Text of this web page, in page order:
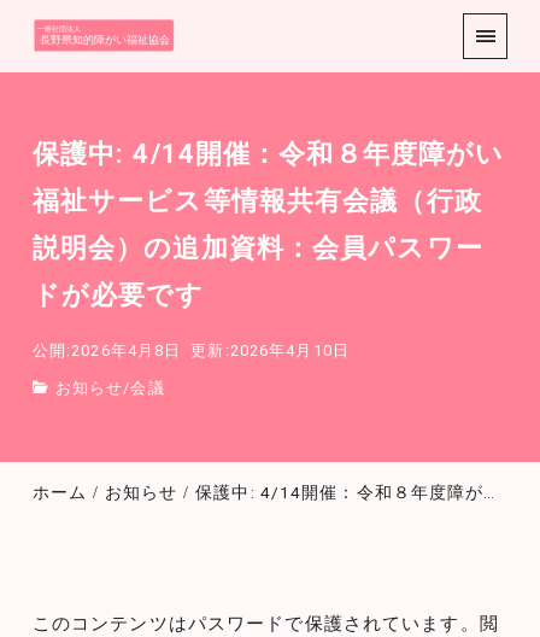
ようこそ展覧会
保護中: 4/14開催：令和８年度障がい
福祉サービス等情報共有会議（行政
説明会）の追加資料：会員パスワー
ドが必要です
公開:2026年4月8日 更新:2026年4月10日
お知らせ/会議
ホーム お知らせ 保護中: 4/14開催：令和８年度障がい福祉サービス等情報共有会議（行政説明会）の追加資料：会員パスワードが必要です
このコンテンツはパスワードで保護されています。閲